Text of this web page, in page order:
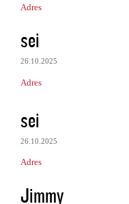
Adres
sei
26.10.2025
Adres
sei
26.10.2025
Adres
Jimmy